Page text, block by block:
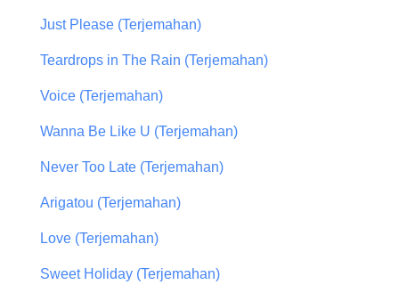
Just Please (Terjemahan)
Teardrops in The Rain (Terjemahan)
Voice (Terjemahan)
Wanna Be Like U (Terjemahan)
Never Too Late (Terjemahan)
Arigatou (Terjemahan)
Love (Terjemahan)
Sweet Holiday (Terjemahan)